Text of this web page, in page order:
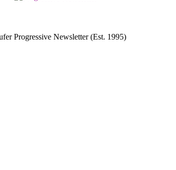
Progressive Newsletter (Est. 1995)